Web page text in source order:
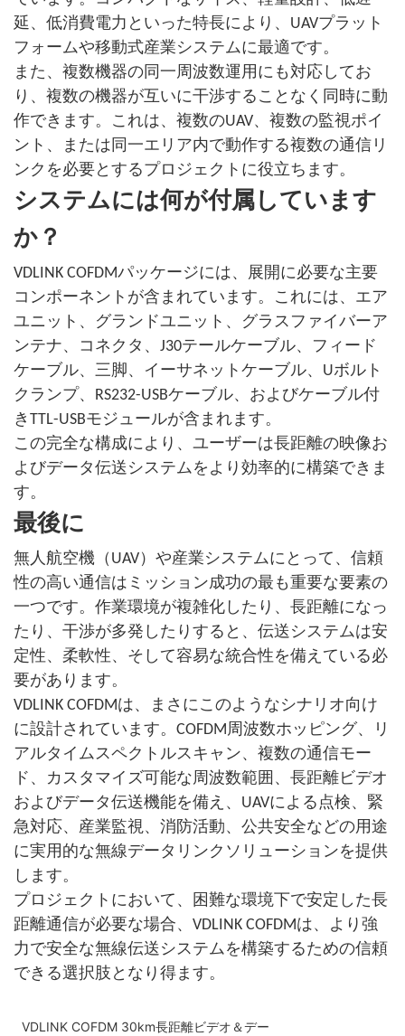
延、低消費電力といった特長により、UAVプラット
フォームや移動式産業システムに最適です。
また、複数機器の同一周波数運用にも対応してお
り、複数の機器が互いに干渉することなく同時に動
作できます。これは、複数のUAV、複数の監視ポイ
ント、または同一エリア内で動作する複数の通信リ
ンクを必要とするプロジェクトに役立ちます。
システムには何が付属しています
か？
VDLINK COFDMパッケージには、展開に必要な主要
コンポーネントが含まれています。これには、エア
ユニット、グランドユニット、グラスファイバーア
ンテナ、コネクタ、J30テールケーブル、フィード
ケーブル、三脚、イーサネットケーブル、Uボルト
クランプ、RS232-USBケーブル、およびケーブル付
きTTL-USBモジュールが含まれます。
この完全な構成により、ユーザーは長距離の映像お
よびデータ伝送システムをより効率的に構築できま
す。
最後に
無人航空機（UAV）や産業システムにとって、信頼
性の高い通信はミッション成功の最も重要な要素の
一つです。作業環境が複雑化したり、長距離になっ
たり、干渉が多発したりすると、伝送システムは安
定性、柔軟性、そして容易な統合性を備えている必
要があります。
VDLINK COFDMは、まさにこのようなシナリオ向け
に設計されています。COFDM周波数ホッピング、リ
アルタイムスペクトルスキャン、複数の通信モー
ド、カスタマイズ可能な周波数範囲、長距離ビデオ
およびデータ伝送機能を備え、UAVによる点検、緊
急対応、産業監視、消防活動、公共安全などの用途
に実用的な無線データリンクソリューションを提供
します。
プロジェクトにおいて、困難な環境下で安定した長
距離通信が必要な場合、VDLINK COFDMは、より強
力で安全な無線伝送システムを構築するための信頼
できる選択肢となり得ます。
VDLINK COFDM 30km長距離ビデオ＆デー